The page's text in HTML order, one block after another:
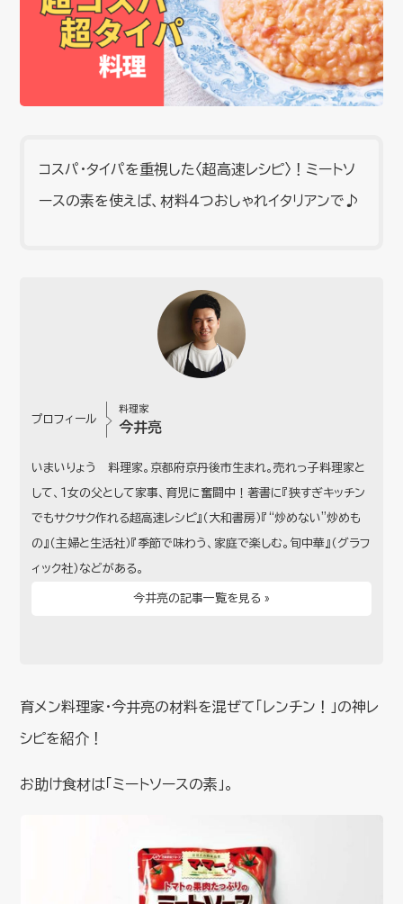
コスパ・タイパを重視した〈超高速レシピ〉！ミートソ
ースの素を使えば、材料４つおしゃれイタリアンで♪
プロフィール
料理家
今井亮
いまいりょう 料理家。京都府京丹後市生まれ。売れっ子料理家と
して、１女の父として家事、育児に奮闘中！著書に『狭すぎキッチン
でもサクサク作れる超高速レシピ』（大和書房）『“炒めない”炒めも
の』（主婦と生活社）『季節で味わう、家庭で楽しむ。旬中華』（グラフ
ィック社）などがある。
今井亮の記事一覧を見る »
育メン料理家・今井亮の材料を混ぜて「レンチン！」の神レ
シピを紹介！
お助け食材は「ミートソースの素」。